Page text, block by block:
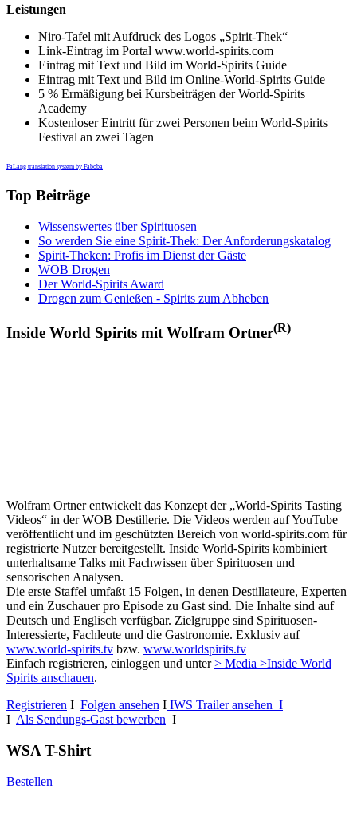
Leistungen
Niro-Tafel mit Aufdruck des Logos „Spirit-Thek“
Link-Eintrag im Portal www.world-spirits.com
Eintrag mit Text und Bild im World-Spirits Guide
Eintrag mit Text und Bild im Online-World-Spirits Guide
5 % Ermäßigung bei Kursbeiträgen der World-Spirits
Academy
Kostenloser Eintritt für zwei Personen beim World-Spirits
Festival an zwei Tagen
FaLang translation system by Faboba
Top Beiträge
Wissenswertes über Spirituosen
So werden Sie eine Spirit-Thek: Der Anforderungskatalog
Spirit-Theken: Profis im Dienst der Gäste
WOB Drogen
Der World-Spirits Award
Drogen zum Genießen - Spirits zum Abheben
Inside World Spirits mit Wolfram Ortner(R)
Wolfram Ortner entwickelt das Konzept der „World-Spirits Tasting
Videos“ in der WOB Destillerie. Die Videos werden auf YouTube
veröffentlicht und im geschützten Bereich von world-spirits.com für
registrierte Nutzer bereitgestellt. Inside World-Spirits kombiniert
unterhaltsame Talks mit Fachwissen über Spirituosen und
sensorischen Analysen.
Die erste Staffel umfaßt 15 Folgen, in denen Destillateure, Experten
und ein Zuschauer pro Episode zu Gast sind. Die Inhalte sind auf
Deutsch und Englisch verfügbar. Zielgruppe sind Spirituosen-
Interessierte, Fachleute und die Gastronomie. Exklusiv auf
www.world-spirits.tv bzw. www.worldspirits.tv
Einfach registrieren, einloggen und unter> Media >Inside World
Spirits anschauen.
Registrieren I Folgen ansehen I IWS Trailer ansehen I
I Als Sendungs-Gast bewerben I
WSA T-Shirt
Bestellen